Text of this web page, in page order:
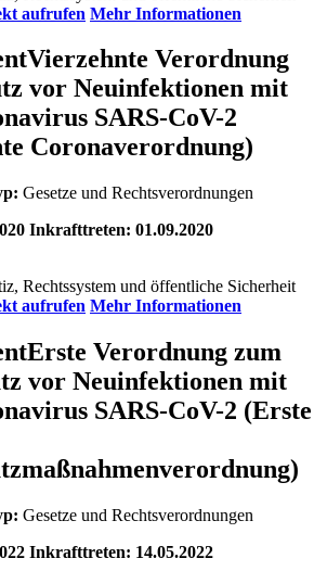
aufrufen Mehr Informationen
Vierzehnte Verordnung
vor Neuinfektionen mit
SARS-CoV-2
Coronaverordnung)
Gesetze und Rechtsverordnungen
Inkrafttreten: 01.09.2020
aufrufen Mehr Informationen
Erste Verordnung zum
vor Neuinfektionen mit
SARS-CoV-2 (Erste
Gesetze und Rechtsverordnungen
Inkrafttreten: 14.05.2022